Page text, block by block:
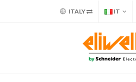
ITALY IT